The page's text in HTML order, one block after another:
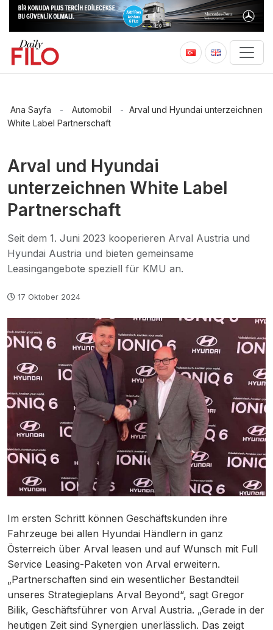
Ana Sayfa - Automobil - Arval und Hyundai unterzeichnen
White Label Partnerschaft
Arval und Hyundai
unterzeichnen White Label
Partnerschaft
Seit dem 1. Juni 2023 kooperieren Arval Austria und
Hyundai Austria und bieten gemeinsame
Leasingangebote speziell für KMU an.
17 Oktober 2024
Im ersten Schritt können Geschäftskunden ihre
Fahrzeuge bei allen Hyundai Händlern in ganz
Österreich über Arval leasen und auf Wunsch mit Full
Service Leasing-Paketen von Arval erweitern.
„Partnerschaften sind ein wesentlicher Bestandteil
unseres Strategieplans Arval Beyond“, sagt Gregor
Bilik, Geschäftsführer von Arval Austria. „Gerade in der
heutigen Zeit sind Synergien unerlässlich. Das zeigt